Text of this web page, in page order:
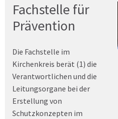
Fachstelle für
Prävention
Die Fachstelle im
Kirchenkreis berät (1) die
Verantwortlichen und die
Leitungsorgane bei der
Erstellung von
Schutzkonzepten im